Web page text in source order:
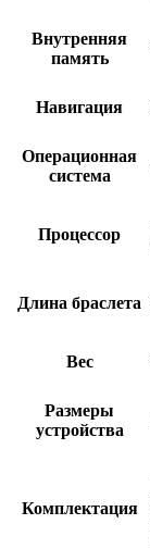
Внутренняя
память
Навигация
Операционная
система
Процессор
Длина браслета
Вес
Размеры
устройства
Комплектация